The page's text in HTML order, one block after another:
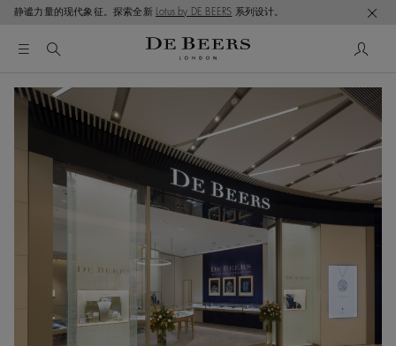
静谧力量的现代象征。探索全新 Lotus by DE BEERS 系列设计。